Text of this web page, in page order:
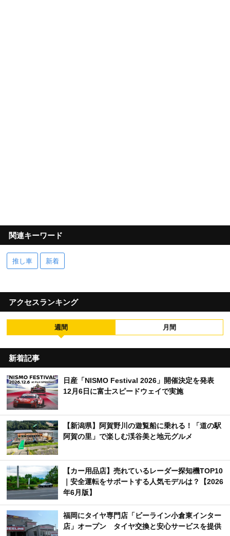
関連キーワード
推し車 新着
アクセスランキング
週間 月間
新着記事
日産「NISMO Festival 2026」開催決定を発表
12月6日に富士スピードウェイで実施
【新潟県】阿賀野川の遊覧船に乗れる！「道の駅
阿賀の里」で楽しむ渓谷美と地元グルメ
【カー用品店】売れているレーダー探知機TOP10
｜安全運転をサポートする人気モデルは？【2026
年6月版】
福岡にタイヤ専門店「ビーライン小倉東インター
店」オープン タイヤ交換と安心サービスを提供